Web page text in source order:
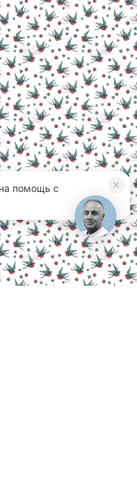
помощь с